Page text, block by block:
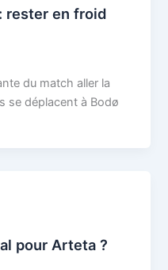
rester en froid
du match aller la
se déplacent à Bodø
pour Arteta ?